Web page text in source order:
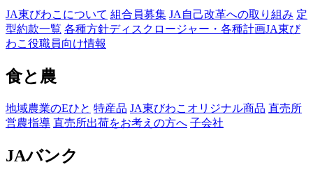
JA東びわこについて 組合員募集 JA自己改革への取り組み 定
型約款一覧 各種方針ディスクロージャー・各種計画JA東び
わこ役職員向け情報
食と農
地域農業のEひと 特産品 JA東びわこオリジナル商品 直売所
営農指導 直売所出荷をお考えの方へ 子会社
JAバンク